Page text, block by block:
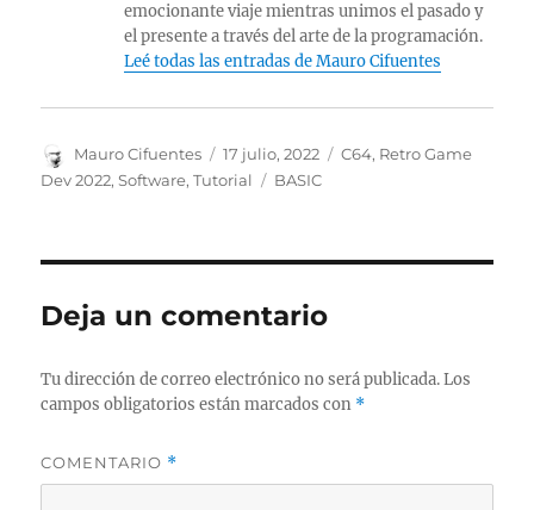
emocionante viaje mientras unimos el pasado y
el presente a través del arte de la programación.
Leé todas las entradas de Mauro Cifuentes
Autor
Mauro Cifuentes
Publicado
el
17 julio, 2022 Categorías
C64, Retro Game
Dev 2022,Software,Tutorial Etiquetas
BASIC
Deja un comentario
Tu dirección de correo electrónico no será publicada. Los
campos obligatorios están marcados con *
COMENTARIO *